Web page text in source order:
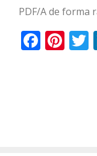
PDF/A de forma